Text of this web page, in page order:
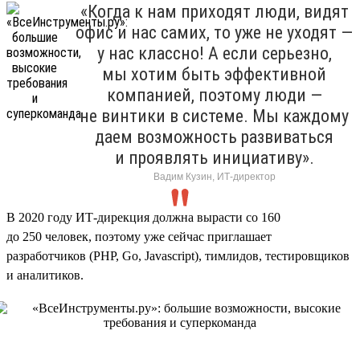
«Когда к нам приходят люди, видят
офис и нас самих, то уже не уходят —
у нас классно! А если серьезно,
мы хотим быть эффективной
компанией, поэтому люди —
не винтики в системе. Мы каждому
даем возможность развиваться
и проявлять инициативу».
Вадим Кузин, ИТ-директор
В 2020 году ИТ-дирекция должна вырасти со 160
до 250 человек, поэтому уже сейчас приглашает
разработчиков (PHP, Go, Javascript), тимлидов, тестировщиков
и аналитиков.